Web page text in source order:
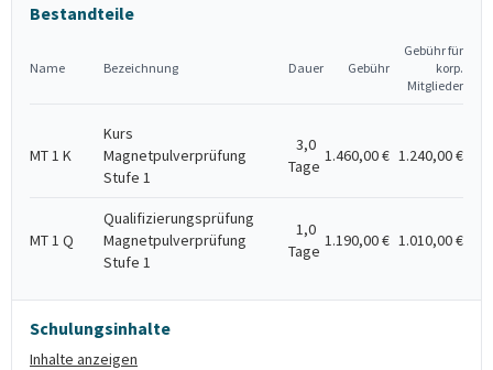
Bestandteile
Name Bezeichnung Dauer Gebühr
Gebühr für
korp.
Mitglieder
MT 1 K
Kurs
Magnetpulverprüfung
Stufe 1
3,0
Tage
1.460,00 € 1.240,00 €
MT 1 Q
Qualifizierungsprüfung
Magnetpulverprüfung
Stufe 1
1,0
Tage
1.190,00 € 1.010,00 €
Schulungsinhalte
Inhalte anzeigen